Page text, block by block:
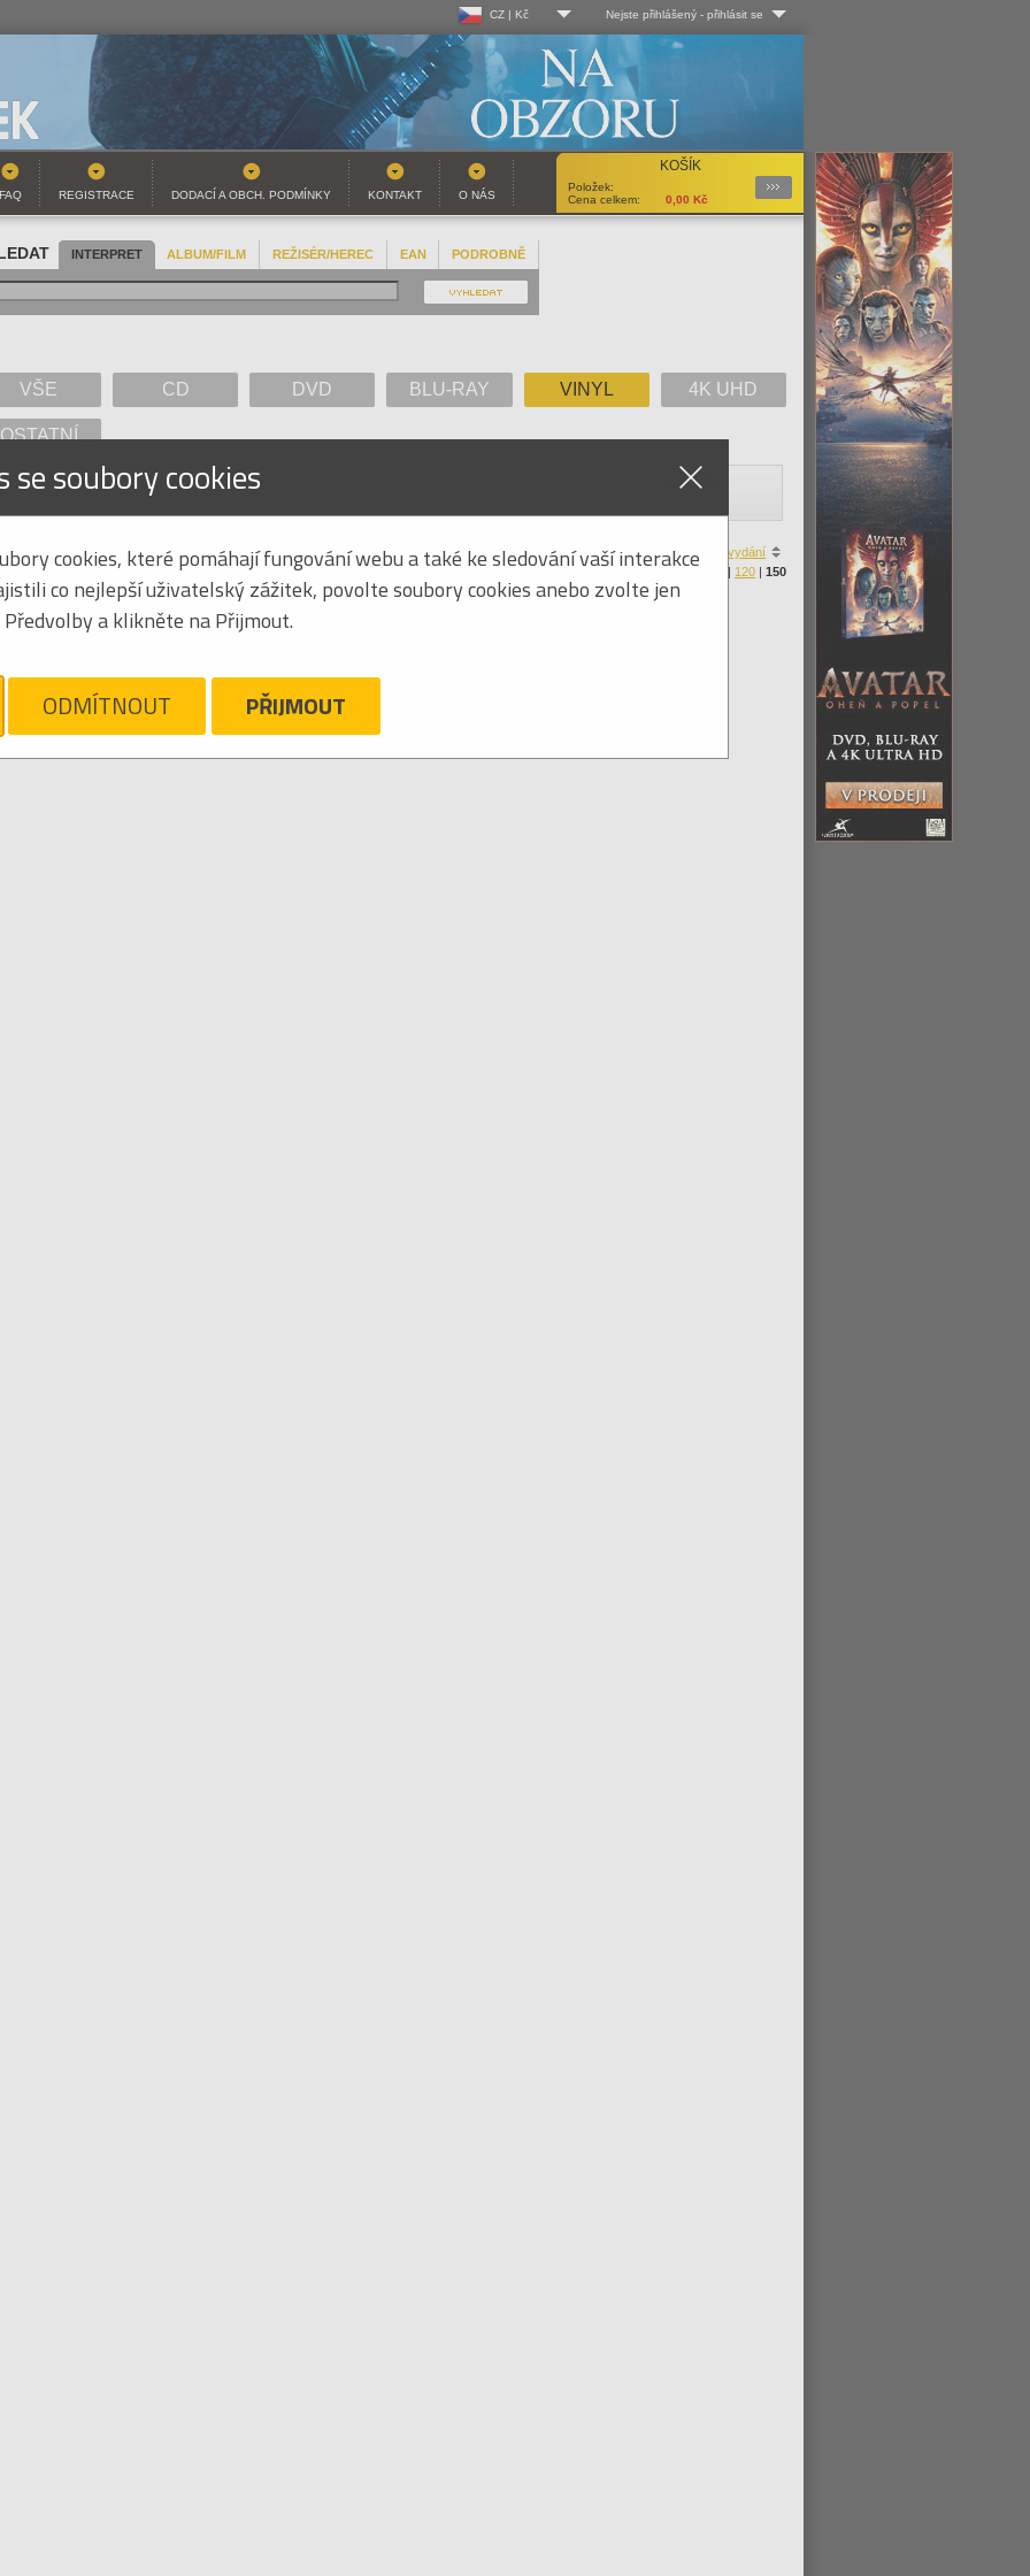
CZ | Kč
CZ | Kč
SK | EUR
Nejste přihlášený - přihlásit se
Log-in
Uživ. jméno:
Heslo:
Registrace
KOŠÍK
Položek:
Cena celkem:
0,00 Kč
Podrobnosti
FAQ REGISTRACE DODACÍ A OBCH. PODMÍNKY KONTAKT O NÁS
INTERPRET ALBUM/FILM REŽISÉR/HEREC EAN PODROBNĚ
VŠE CD DVD BLU-RAY VINYL 4K UHD
OSTATNÍ
G
Seřadit podle: jména ceny |zboží skladem
roku vydání
Produktů na stránku:
| 120 | 150
výpis
se soubory cookies Close
cookies, které pomáhají fungování webu a také ke sledování vaší interakce
co nejlepší uživatelský zážitek, povolte soubory cookies anebo zvolte jen
a klikněte na Přijmout.
ODMÍTNOUT PŘIJMOUT